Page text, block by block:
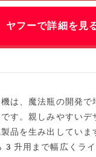
ヤフーで詳細を見
は、魔法瓶の開発で
す。親しみやすいデ
品を生み出していま
升用まで幅広くライ